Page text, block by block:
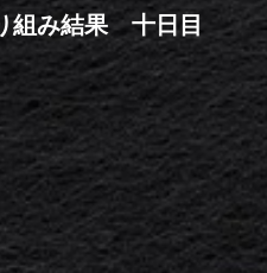
組み結果 十日目